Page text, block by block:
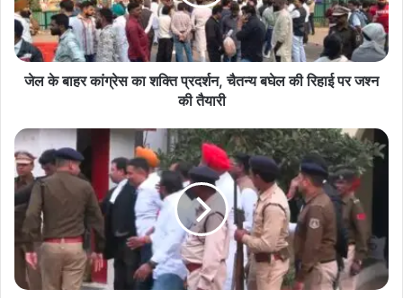
प्रदर्शन,
चैतन्य
बघेल
की
जश्न
की
तैयारी
जेल के बाहर कांग्रेस का शक्ति प्रदर्शन, चैतन्य बघेल की रिहाई पर जश्न
की तैयारी
Breaking
News:
170
दिन
बाद
चैतन्य
बघेल
जेल
से